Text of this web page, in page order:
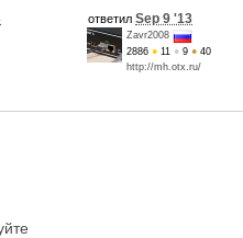
ответил Sep 9 '13
Zavr2008
2886 ● 11 ● 9 ● 40
http://mh.otx.ru/